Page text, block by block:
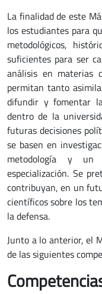
La finalidad de este
los estudiantes para
metodológicos,
suficientes para ser
análisis en materias
permitan tanto
difundir y fomentar
dentro de la
futuras decisiones
se basen en
metodología y
especialización. Se
contribuyan, en un
científicos sobre los
la defensa.
Junto a lo anterior, el
de las siguientes